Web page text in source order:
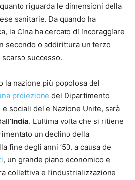
riguarda le dimensioni della
sanitarie. Da quando ha
la Cina ha cercato di incoraggiare
secondo o addirittura un terzo
successo.
la nazione più popolosa del
proiezione del Dipartimento
sociali delle Nazione Unite, sarà
India. L’ultima volta che si ritiene
un declino della
fine degli anni ’50, a causa del
, un grande piano economico e
collettiva e l’industrializzazione